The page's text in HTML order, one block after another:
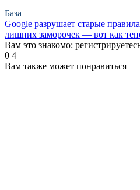
База
Google разрушает старые
лишних заморочек — вот как
Вам это знакомо:
0 4
Вам также может понравиться